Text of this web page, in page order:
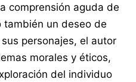
comprensión aguda de
también un deseo de
personajes, el autor
morales y éticos,
del individuo